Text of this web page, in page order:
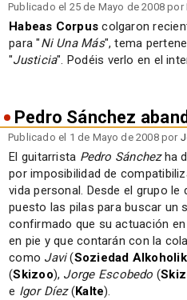
Publicado el 25 de Mayo de 2008 por
Habeas Corpus colgaron
para "Ni Una Más", tema
"Justicia". Podéis verlo en el
Pedro Sánchez
Publicado el 1 de Mayo de 2008 por
El guitarrista Pedro Sánchezha
por imposibilidad de
vida personal. Desde el grupo le
puesto las pilas para buscar un
confirmado que su actuación en
en pie y que contarán con la
como Javi(Soziedad
(Skizoo), Jorge Escobedo (
e Igor Díez(Kalte).